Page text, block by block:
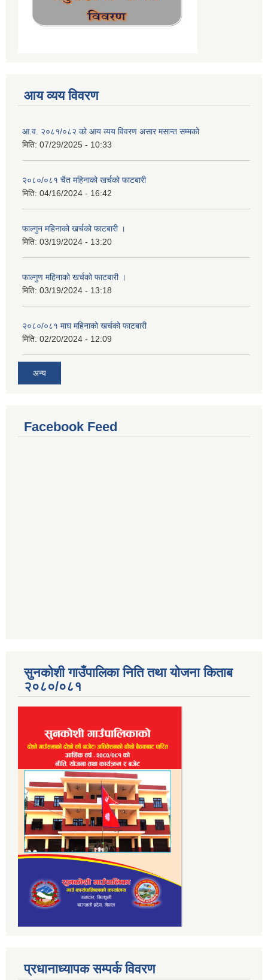
आय व्यय विवरण
आ.व. २०८१/०८२ को आय व्यय विवरण असार मसान्त सम्मको
मिति: 07/29/2025 - 10:33
२०८०/०८१ चैत महिनाको खर्चको फाटबारी
मिति: 04/16/2024 - 16:42
फाल्गुन महिनाको खर्चको फाटबारी ।
मिति: 03/19/2024 - 13:20
फाल्गुण महिनाको खर्चको फाटबारी ।
मिति: 03/19/2024 - 13:18
२०८०/०८१ माघ महिनाको खर्चको फाटबारी
मिति: 02/20/2024 - 12:09
अन्य
Facebook Feed
सुनकोशी गाउँपालिका निति तथा योजना किताब
२०८०/०८१
प्रधानाध्यापक सम्पर्क विवरण